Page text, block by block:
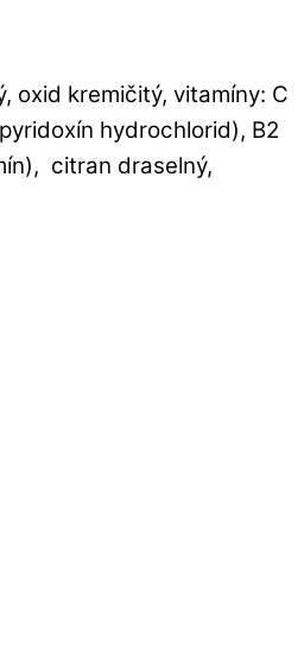
oxid kremičitý, vitamíny: C
hydrochlorid), B2
citran draselný,